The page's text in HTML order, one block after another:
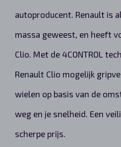
autoproducent. Renault is
massa geweest, en heeft
Clio. Met de 4CONTROL
Renault Clio mogelijk
wielen op basis van de
weg en je snelheid. Een
scherpe prijs.